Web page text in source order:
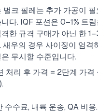
벌크 필레는 추가 가공이 필
다. IQF 포션은 0–1% 트림
한 규격 구매가 아닌 한
새우의 경우 사이징이 엄격
무시할 수준입니다.
처리 후 가격 = 2단계 가격
수수료, 내륙 운송, QA 비용.